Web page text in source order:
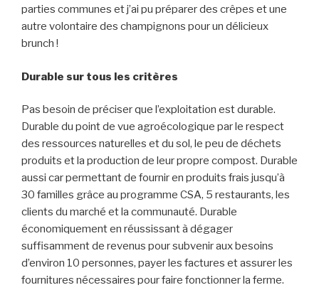
parties communes et j’ai pu préparer des crêpes et une
autre volontaire des champignons pour un délicieux
brunch !
Durable sur tous les critères
Pas besoin de préciser que l’exploitation est durable.
Durable du point de vue agroécologique par le respect
des ressources naturelles et du sol, le peu de déchets
produits et la production de leur propre compost. Durable
aussi car permettant de fournir en produits frais jusqu’à
30 familles grâce au programme CSA, 5 restaurants, les
clients du marché et la communauté. Durable
économiquement en réussissant à dégager
suffisamment de revenus pour subvenir aux besoins
d’environ 10 personnes, payer les factures et assurer les
fournitures nécessaires pour faire fonctionner la ferme.